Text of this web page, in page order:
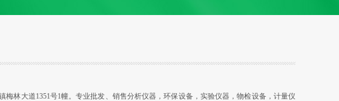
梅林大道1351号1幢。专业批发、销售分析仪器，环保设备，实验仪器，物检设备，计量仪